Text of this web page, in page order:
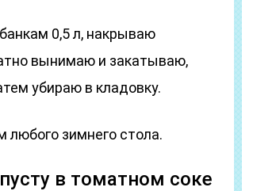
0,5 л, накрываю
вынимаю и закатываю,
убираю в кладовку.
любого зимнего стола.
в томатном соке